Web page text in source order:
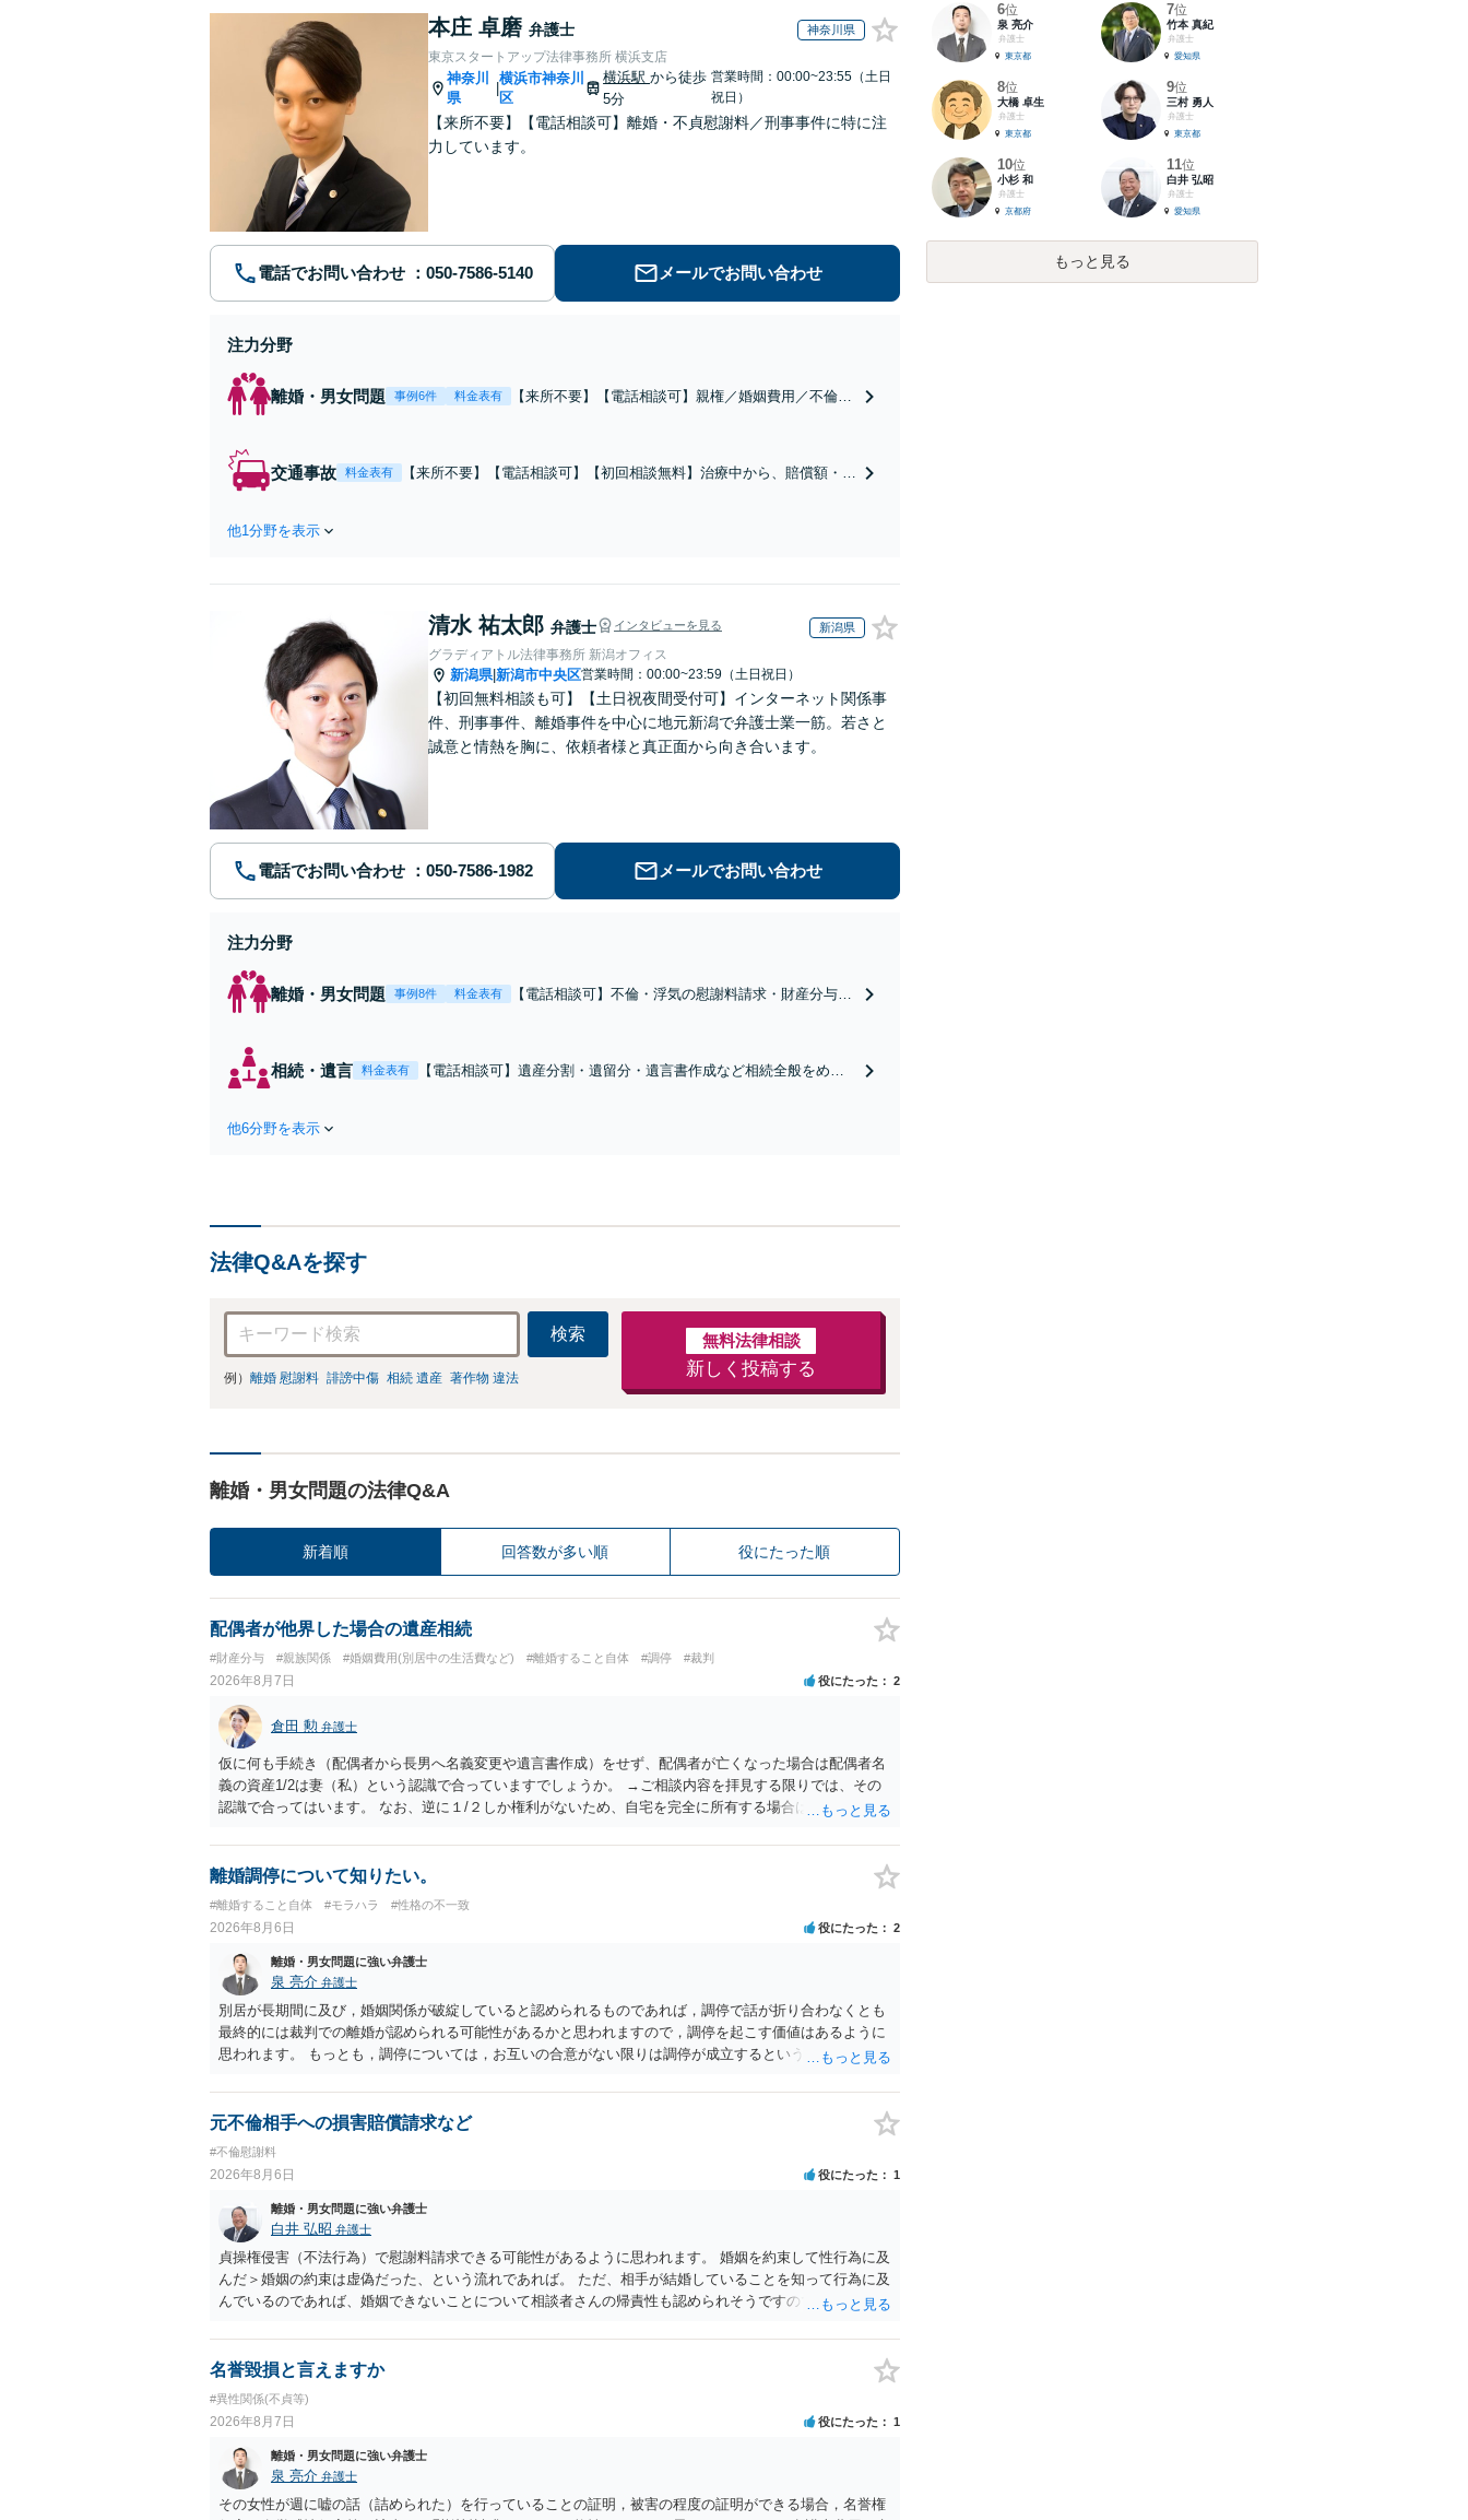
本庄 卓磨 弁護士 神奈川県
東京スタートアップ法律事務所 横浜支店
神奈川
県
横浜市神奈川
区
横浜駅から徒歩
5分
営業時間：00:00~23:55（土日
祝日）
【来所不要】【電話相談可】離婚・不貞慰謝料／刑事事件に特に注
力しています。
電話でお問い合わせ メールでお問い合わせ
注力分野
離婚・男女問題 事例6件 料金表有
【来所不要】【電話相談可】親権／婚姻費用／不倫慰
交通事故 料金表有
【来所不要】【電話相談可】【初回相談無料】治療中から、賠償額・過
他1分野を表示
清水 祐太郎 弁護士 インタビューを見る 新潟県
グラディアトル法律事務所 新潟オフィス
新潟県|新潟市中央区営業時間：00:00~23:59（土日祝日）
【初回無料相談も可】【土日祝夜間受付可】インターネット関係事
件、刑事事件、離婚事件を中心に地元新潟で弁護士業一筋。若さと
誠意と情熱を胸に、依頼者様と真正面から向き合います。
電話でお問い合わせ メールでお問い合わせ
注力分野
離婚・男女問題 事例8件 料金表有
【電話相談可】不倫・浮気の慰謝料請求・財産分与・
相続・遺言 料金表有
【電話相談可】遺産分割・遺留分・遺言書作成など相続全般をめぐ
他6分野を表示
法律Q&Aを探す
検索
例） 離婚 慰謝料 誹謗中傷 相続 遺産 著作物 違法
無料法律相談
新しく投稿する
離婚・男女問題の法律Q&A
新着順 回答数が多い順 役にたった順
配偶者が他界した場合の遺産相続
#財産分与 #親族関係 #婚姻費用(別居中の生活費など) #離婚すること自体 #調停 #裁判
2026年8月7日 役にたった 2
倉田 勲 弁護士
仮に何も手続き（配偶者から長男へ名義変更や遺言書作成）をせず、配偶者が亡くなった場合は配偶者名
義の資産1/2は妻（私）という認識で合っていますでしょうか。 →ご相談内容を拝見する限りでは、その
認識で合ってはいます。 なお、逆に１/２しか権利がないため、自宅を完全に所有する場合は、他の相続
離婚調停について知りたい。
#離婚すること自体 #モラハラ #性格の不一致
2026年8月6日 役にたった 2
離婚・男女問題に強い弁護士
泉 亮介 弁護士
別居が長期間に及び，婚姻関係が破綻していると認められるものであれば，調停で話が折り合わなくとも
最終的には裁判での離婚が認められる可能性があるかと思われますので，調停を起こす価値はあるように
思われます。 もっとも，調停については，お互いの合意がない限りは調停が成立するということはないた
の離婚に固執しないかいずれかの対応は必要となるかと思われます。 お一人で対応するのは難しい側面も
ありますので弁護士を立てることを検討されると良いかと思われます。
元不倫相手への損害賠償請求など
#不倫慰謝料
2026年8月6日 役にたった 1
離婚・男女問題に強い弁護士
白井 弘昭 弁護士
貞操権侵害（不法行為）で慰謝料請求できる可能性があるように思われます。 婚姻を約束して性行為に及
んだ＞婚姻の約束は虚偽だった、という流れであれば。 ただ、相手が結婚していることを知って行為に及
んでいるのであれば、婚姻できないことについて相談者さんの帰責性も認められそうですので、あまり慰
名誉毀損と言えますか
#異性関係(不貞等)
2026年8月7日 役にたった 1
離婚・男女問題に強い弁護士
泉 亮介 弁護士
その女性が週に嘘の話（詰められた）を行っていることの証明，被害の程度の証明ができる場合，名誉権
6位
泉 亮介
弁護士
東京都
7位
竹本 真紀
弁護士
愛知県
8位
大橋 卓生
弁護士
東京都
9位
三村 勇人
弁護士
東京都
10位
小杉 和
弁護士
京都府
11位
白井 弘昭
弁護士
愛知県
もっと見る